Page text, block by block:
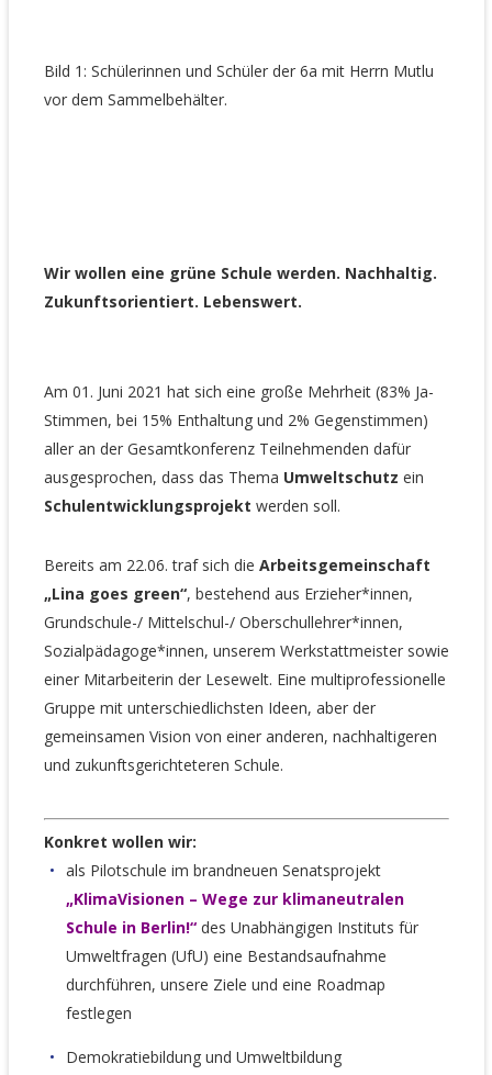
Bild 1: Schülerinnen und Schüler der 6a mit Herrn Mutlu
vor dem Sammelbehälter.
Wir wollen eine grüne Schule werden. Nachhaltig.
Zukunftsorientiert. Lebenswert.
Am 01. Juni 2021 hat sich eine große Mehrheit (83% Ja-
Stimmen, bei 15% Enthaltung und 2% Gegenstimmen)
aller an der Gesamtkonferenz Teilnehmenden dafür
ausgesprochen, dass das Thema Umweltschutz ein
Schulentwicklungsprojekt werden soll.
Bereits am 22.06. traf sich die Arbeitsgemeinschaft
„Lina goes green“, bestehend aus Erzieher*innen,
Grundschule-/ Mittelschul-/ Oberschullehrer*innen,
Sozialpädagoge*innen, unserem Werkstattmeister sowie
einer Mitarbeiterin der Lesewelt. Eine multiprofessionelle
Gruppe mit unterschiedlichsten Ideen, aber der
gemeinsamen Vision von einer anderen, nachhaltigeren
und zukunftsgerichteteren Schule.
Konkret wollen wir:
als Pilotschule im brandneuen Senatsprojekt
„KlimaVisionen – Wege zur klimaneutralen
Schule in Berlin!“des Unabhängigen Instituts für
Umweltfragen (UfU) eine Bestandsaufnahme
durchführen, unsere Ziele und eine Roadmap
festlegen
Demokratiebildung und Umweltbildung